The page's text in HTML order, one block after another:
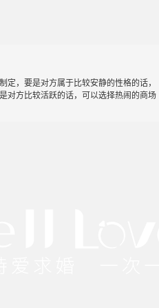
定，要是对方属于比较安静的性格的话，
对方比较活跃的话，可以选择热闹的商场